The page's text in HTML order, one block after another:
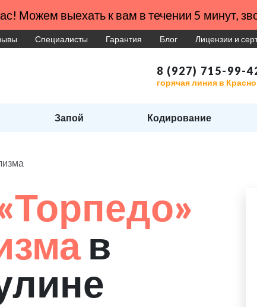
Можем выехать к вам в течении 5 минут,
Специалисты Гарантия Блог Лицензии и
8 (927) 715-99-
горячая линия в
Запой Кодирование
в